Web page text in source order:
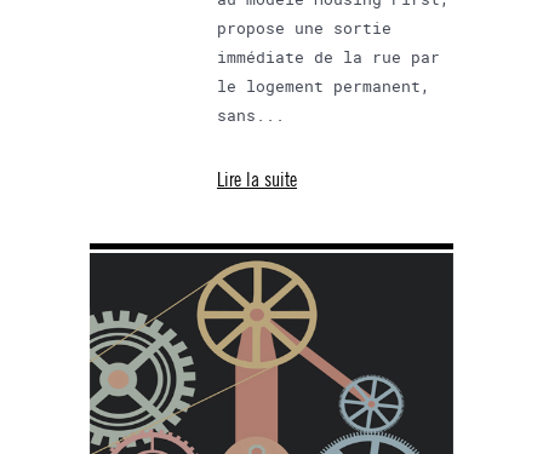
propose une sortie
immédiate de la rue par
le logement permanent,
sans...
Lire la suite